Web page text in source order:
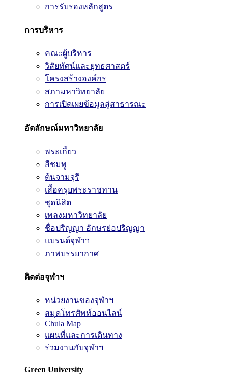
การรับรองหลักสูตร
การบริหาร
คณะผู้บริหาร
วิสัยทัศน์และยุทธศาสตร์
โครงสร้างองค์กร
สภามหาวิทยาลัย
การเปิดเผยข้อมูลสู่สาธารณะ
อัตลักษณ์มหาวิทยาลัย
พระเกี้ยว
สีชมพู
ต้นจามจุรี
เสื้อครุยพระราชทาน
ชุดนิสิต
เพลงมหาวิทยาลัย
ชื่อปริญญา อักษรย่อปริญญา
แบรนด์จุฬาฯ
ภาพบรรยากาศ
ติดต่อจุฬาฯ
หน่วยงานของจุฬาฯ
สมุดโทรศัพท์ออนไลน์
Chula Map
แผนที่และการเดินทาง
ร่วมงานกับจุฬาฯ
Green University